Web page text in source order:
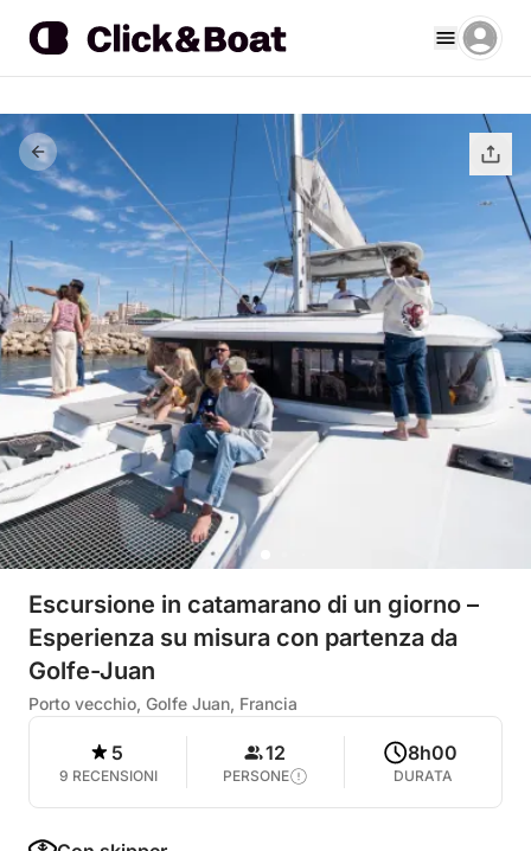
Escursione in catamarano di un giorno –
Esperienza su misura con partenza da
Golfe-Juan
Porto vecchio, Golfe Juan, Francia
5
9 RECENSIONI
12
PERSONE
8h00
DURATA